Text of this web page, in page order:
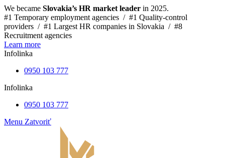
We became Slovakia’s HR market leader in 2025.
#1 Temporary employment agencies / #1 Quality-control
providers / #1 Largest HR companies in Slovakia / #8
Recruitment agencies
Learn more
Infolinka
0950 103 777
Infolinka
0950 103 777
Menu Zatvoriť